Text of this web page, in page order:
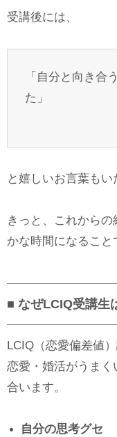
受講後には、
「自分と向き合
た」
と嬉しいお言葉もい
きっと、これから
かな時間になること
■ なぜLCIQ受講生
LCIQ（恋愛偏差値）
恋愛・婚活がうまく
合います。
自分の思考グセ